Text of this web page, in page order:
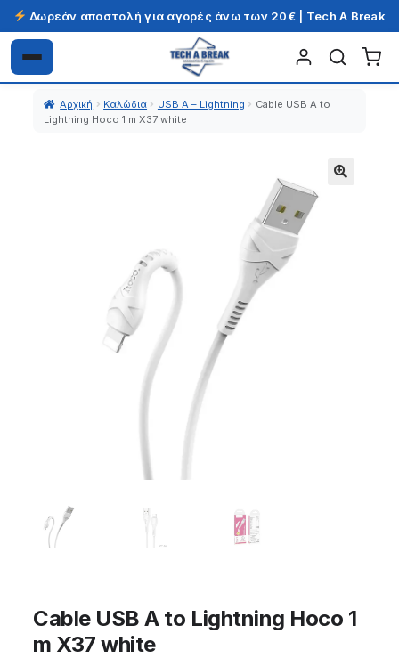
Δωρεάν αποστολή για αγορές άνω των 20€ | Tech A Break
Απευθείας
μετάβαση
πλοήγηση
Μετάβαση
σε
περιεχόμενο
Αρχική Καλώδια USB A – Lightning
Cable USB A to
Lightning Hoco 1 m X37 white
Cable USB A to Lightning Hoco 1
m X37 white